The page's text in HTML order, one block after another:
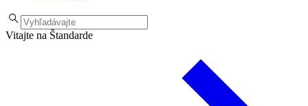
Vitajte na Štandarde